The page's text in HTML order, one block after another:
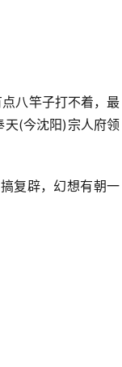
八竿子打不着，最
天(今沈阳)宗人府领
复辟，幻想有朝一